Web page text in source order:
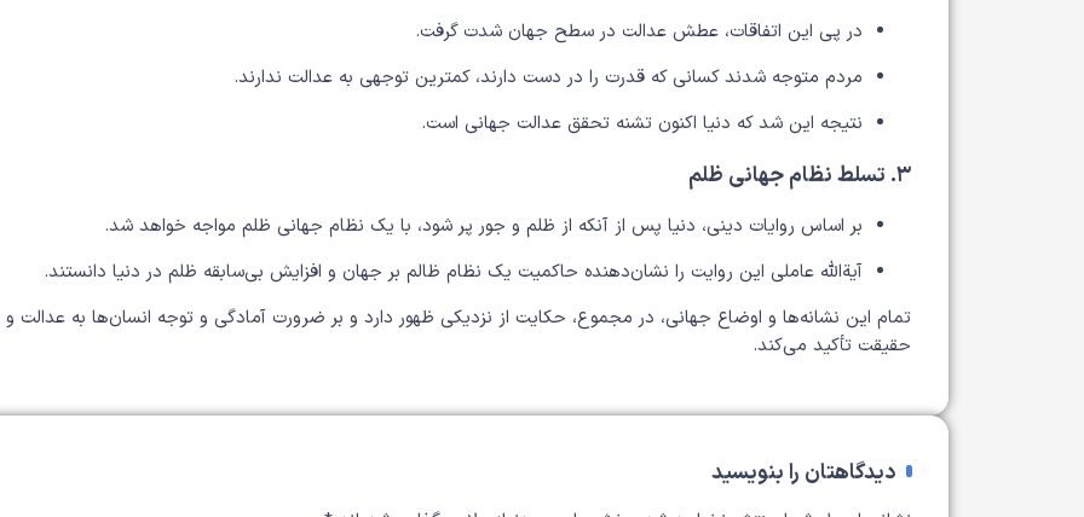
در پی این اتفاقات، عطش عدالت در سطح جهان شدت گرفت.
مردم متوجه شدند کسانی که قدرت را در دست دارند، کمترین توجهی به عدالت ندارند.
نتیجه این شد که دنیا اکنون تشنه تحقق عدالت جهانی است.
۳. تسلط نظام جهانی ظلم
بر اساس روایات دینی، دنیا پس از آنکه از ظلم و جور پر شود، با یک نظام جهانی ظلم مواجه خواهد شد.
آیةالله عاملی این روایت را نشان‌دهنده حاکمیت یک نظام ظالم بر جهان و افزایش بی‌سابقه ظلم در دنیا دانستند.
تمام این نشانه‌ها و اوضاع جهانی، در مجموع، حکایت از نزدیکی ظهور دارد و بر ضرورت آمادگی و توجه انسان‌ها به عدالت و
حقیقت تأکید می‌کند.
دیدگاهتان را بنویسید